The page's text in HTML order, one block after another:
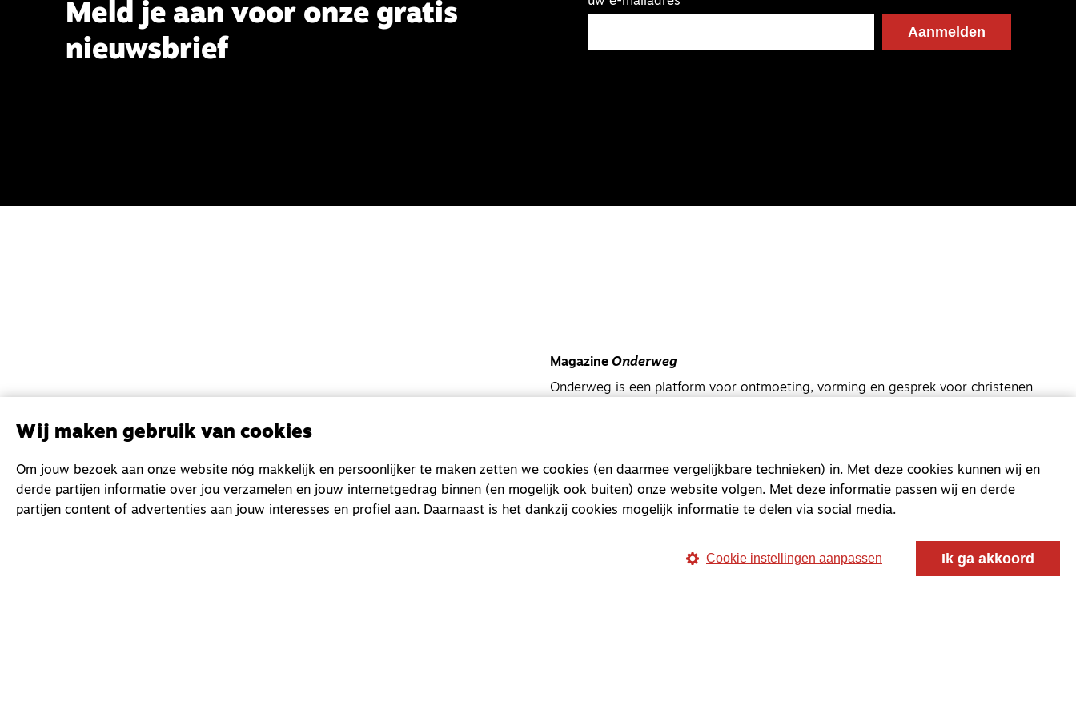
Meld je aan voor onze gratis
nieuwsbrief
Magazine Onderweg
Onderweg is een platform voor ontmoeting, vorming en gesprek voor christenen
Kvk-nummer 33277063
NL46 INGB 0117 5827 86
Wij maken gebruik van cookies
Om jouw bezoek aan onze website nóg makkelijk en persoonlijker te maken zetten we cookies (en daarmee vergelijkbare technieken) in. Met deze cookies kunnen wij en
derde partijen informatie over jou verzamelen en jouw internetgedrag binnen (en mogelijk ook buiten) onze website volgen. Met deze informatie passen wij en derde
partijen content of advertenties aan jouw interesses en profiel aan. Daarnaast is het dankzij cookies mogelijk informatie te delen via social media.
Cookie instellingen aanpassen Ik ga akkoord